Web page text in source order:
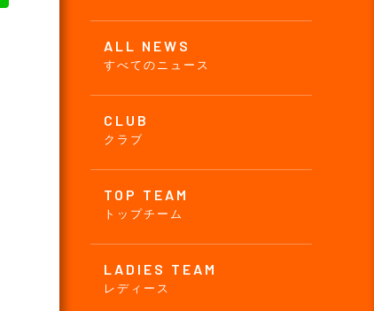
ALL NEWS
すべてのニュース
CLUB
クラブ
TOP TEAM
トップチーム
LADIES TEAM
レディース